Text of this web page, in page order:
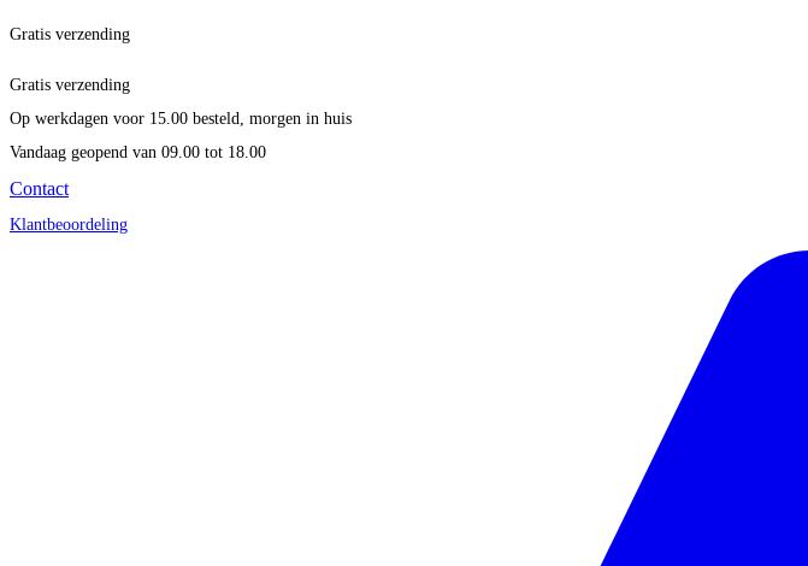
Gratis verzending
Gratis verzending
Op werkdagen voor 15.00 besteld, morgen in huis
Vandaag geopend van 09.00 tot 18.00
Contact
Klantbeoordeling